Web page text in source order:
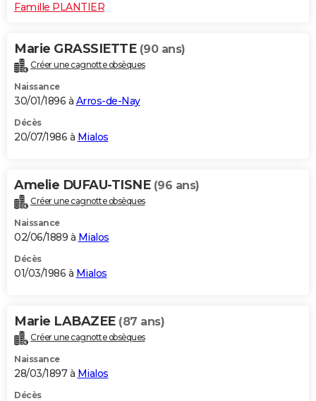
Famille PLANTIER
Marie GRASSIETTE (90 ans)
Créer une cagnotte obsèques
Naissance
30/01/1896 à Arros-de-Nay
Décès
20/07/1986 à Mialos
Amelie DUFAU-TISNE (96 ans)
Créer une cagnotte obsèques
Naissance
02/06/1889 à Mialos
Décès
01/03/1986 à Mialos
Marie LABAZEE (87 ans)
Créer une cagnotte obsèques
Naissance
28/03/1897 à Mialos
Décès